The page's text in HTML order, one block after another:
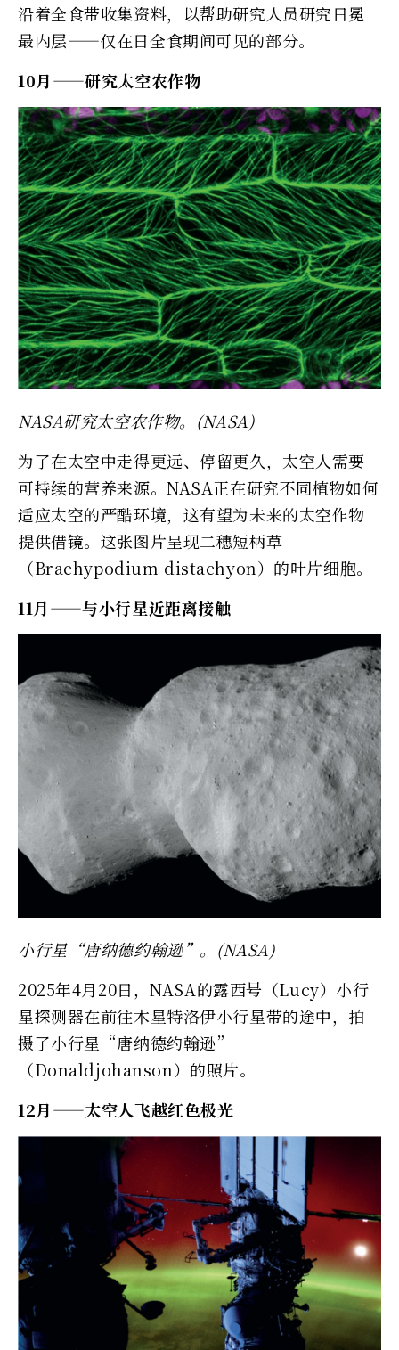
沿着全食带收集资料，以帮助研究人员研究日冕
最内层——仅在日全食期间可见的部分。
10月——研究太空农作物
NASA研究太空农作物。(NASA)
为了在太空中走得更远、停留更久，太空人需要
可持续的营养来源。NASA正在研究不同植物如何
适应太空的严酷环境，这有望为未来的太空作物
提供借镜。这张图片呈现二穗短柄草
（Brachypodium distachyon）的叶片细胞。
11月——与小行星近距离接触
小行星“唐纳德约翰逊”。(NASA)
2025年4月20日，NASA的露西号（Lucy）小行
星探测器在前往木星特洛伊小行星带的途中，拍
摄了小行星“唐纳德约翰逊”
（Donaldjohanson）的照片。
12月——太空人飞越红色极光